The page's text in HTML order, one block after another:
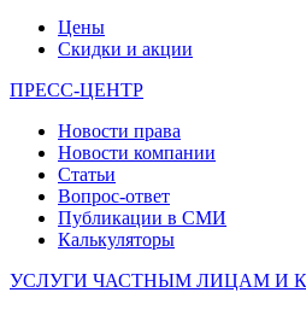
Цены
Скидки и акции
ПРЕСС-ЦЕНТР
Новости права
Новости компании
Статьи
Вопрос-ответ
Публикации в СМИ
Калькуляторы
УСЛУГИ ЧАСТНЫМ ЛИЦАМ И